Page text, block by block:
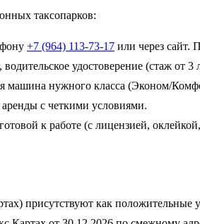
таксопарков:
+7 (964) 113-73-17 или через сайт.
удостоверение (стаж от
машина нужного класса (Эконом/
с четкими условиями.
к работе (с лицензией,
присутствуют как